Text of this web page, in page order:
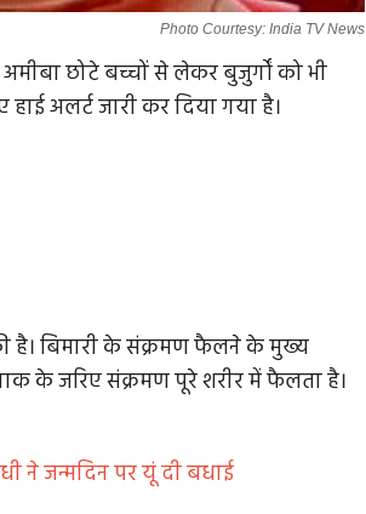
Photo Courtesy: India TV News
छोटे बच्चों से लेकर बुजुर्गों को भी
अलर्ट जारी कर दिया गया है।
है। बिमारी के संक्रमण फैलने के मुख्य
के जरिए संक्रमण पूरे शरीर में फैलता है।
ने जन्मदिन पर यूं दी बधाई